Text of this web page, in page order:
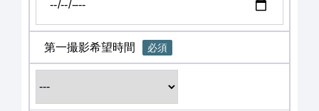
第一撮影希望時間 必須